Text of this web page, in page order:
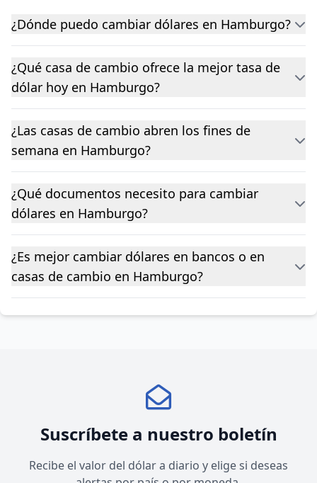
¿Dónde puedo cambiar dólares en Hamburgo?
¿Qué casa de cambio ofrece la mejor tasa de
dólar hoy en Hamburgo?
¿Las casas de cambio abren los fines de
semana en Hamburgo?
¿Qué documentos necesito para cambiar
dólares en Hamburgo?
¿Es mejor cambiar dólares en bancos o en
casas de cambio en Hamburgo?
Suscríbete a nuestro boletín
Recibe el valor del dólar a diario y elige si deseas